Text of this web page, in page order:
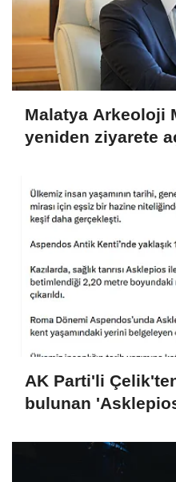
Malatya Arkeoloji
yeniden ziyarete
AK Parti'li
bulunan